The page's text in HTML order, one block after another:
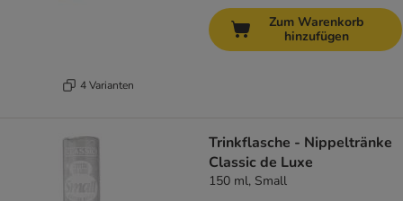
4 Varianten
Zum Warenkorb
hinzufügen
Trinkflasche - Nippeltränke
Classic de Luxe
150 ml, Small